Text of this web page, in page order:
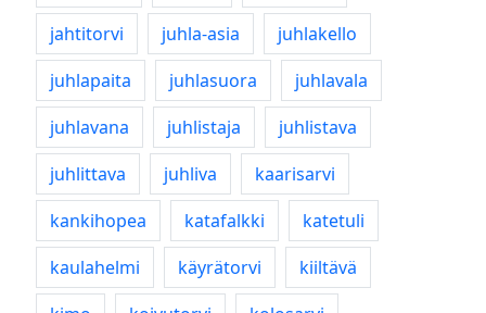
jahtitorvi
juhla-asia
juhlakello
juhlapaita
juhlasuora
juhlavala
juhlavana
juhlistaja
juhlistava
juhlittava
juhliva
kaarisarvi
kankihopea
katafalkki
katetuli
kaulahelmi
käyrätorvi
kiiltävä